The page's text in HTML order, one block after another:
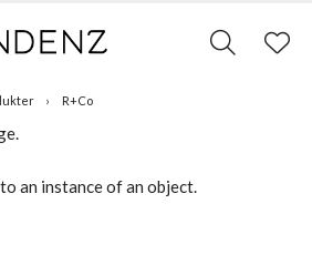
R+Co
an instance of an object.